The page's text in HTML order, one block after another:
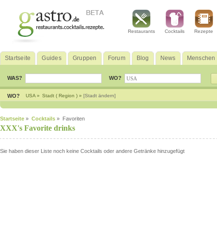
Restaurants Cocktails Rezepte
Startseite Guides Gruppen Forum Blog News Menschen
WAS? WO?
WO? USA » Stadt ( Region ) » [Stadt ändern]
Startseite » Cocktails » Favoriten
XXX's Favorite drinks
Sie haben dieser Liste noch keine Cocktails oder andere Getränke hinzugefügt